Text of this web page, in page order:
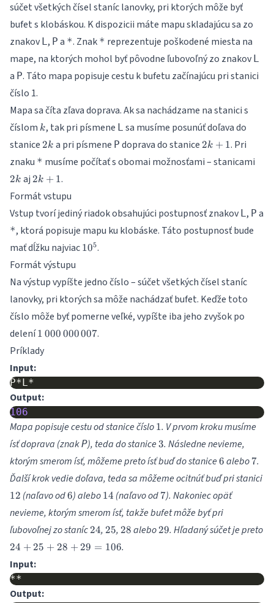
súčet všetkých čísel staníc lanovky, pri ktorých môže byť
bufet s klobáskou. K dispozicii máte mapu skladajúcu sa zo
znakov L, P a *. Znak * reprezentuje poškodené miesta na
mape, na ktorých mohol byť pôvodne ľubovoľný zo znakov L
a P. Táto mapa popisuje cestu k bufetu začínajúcu pri stanici
číslo 1.
Mapa sa číta zľava doprava. Ak sa nachádzame na stanici s
číslom k
k, tak pri písmene L sa musíme posunúť doľava do
stanice 2k
2k a pri písmene P doprava do stanice 2k
1
2k + 1. Pri
znaku * musíme počítať s obomai možnosťami – stanicami
2k aj 2k+1
2k + 1.
Formát vstupu
Vstup tvorí jediný riadok obsahujúci postupnosť znakov L, P a
*, ktorá popisuje mapu ku klobáske. Táto postupnosť bude
mať dĺžku najviac 10^5
105.
Formát výstupu
Na výstup vypíšte jedno číslo – súčet všetkých čísel staníc
lanovky, pri ktorých sa môže nachádzať bufet. Keďže toto
číslo môže byť pomerne veľké, vypíšte iba jeho zvyšok po
delení1\,000\,000\,007
1 000 000007.
Príklady
Input:
Output:
106
Mapa popisuje cestu od stanice číslo 1
1. V prvom kroku musíme
ísť doprava (znakP), teda do stanice 3
3. Následne nevieme,
ktorým smerom ísť, môžeme preto ísť buď do stanice6
6 alebo 7
7.
Ďalší krok vedie doľava, teda sa môžeme ocitnúť buď pri stanici
12 (naľavo od6
6) alebo 14
14 (naľavo od 7
7). Nakoniec opäť
nevieme, ktorým smerom ísť, takže bufet môže byť pri
ľubovoľnej zo staníc 24
24, 25
25, 28
28 alebo 29
29. Hľadaný súčet je preto
24
25
+
28
24 + 25 + 28 + 29 = 106.
Input:
Output: